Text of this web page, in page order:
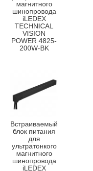
магнитного
шинопровода
iLEDEX
TECHNICAL
VISION
POWER 4825-
200W-BK
Встраиваемый
блок питания
для
ультратонкого
магнитного
шинопровода
iLEDEX